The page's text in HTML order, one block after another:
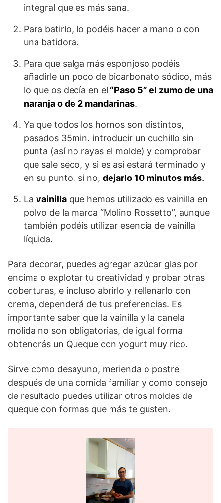
integral que es más sana.
Para batirlo, lo podéis hacer a mano o con
una batidora.
Para que salga más esponjoso podéis
añadirle un poco de bicarbonato sódico, más
lo que os decía en el “Paso 5” el zumo de una
naranja o de 2 mandarinas.
Ya que todos los hornos son distintos,
pasados 35min. introducir un cuchillo sin
punta (así no rayas el molde) y comprobar
que sale seco, y si es así estará terminado y
en su punto, si no, dejarlo 10 minutos más.
La vainilla que hemos utilizado es vainilla en
polvo de la marca “Molino Rossetto”, aunque
también podéis utilizar esencia de vainilla
líquida.
Para decorar, puedes agregar azúcar glas por
encima o explotar tu creatividad y probar otras
coberturas, e incluso abrirlo y rellenarlo con
crema, dependerá de tus preferencias. Es
importante saber que la vainilla y la canela
molida no son obligatorias, de igual forma
obtendrás un Queque con yogurt muy rico.
Sirve como desayuno, merienda o postre
después de una comida familiar y como consejo
de resultado puedes utilizar otros moldes de
queque con formas que más te gusten.